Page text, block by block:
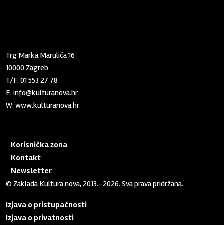
Trg Marka Marulića 16
10000 Zagreb
T/F:01 553 27 78
E:info@kulturanova.hr
W:www.kulturanova.hr
Korisnička zona
Kontakt
Newsletter
© Zaklada Kultura nova, 2013.–2026. Sva prava pridržana.
Izjava o pristupačnosti
Izjava o privatnosti